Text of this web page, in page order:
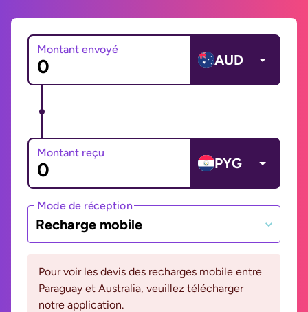
Montant envoyé
AUD
Montant reçu
PYG
Mode de réception
Recharge mobile
Pour voir les devis des recharges mobile entre
Paraguay et Australia, veuillez télécharger
notre application.